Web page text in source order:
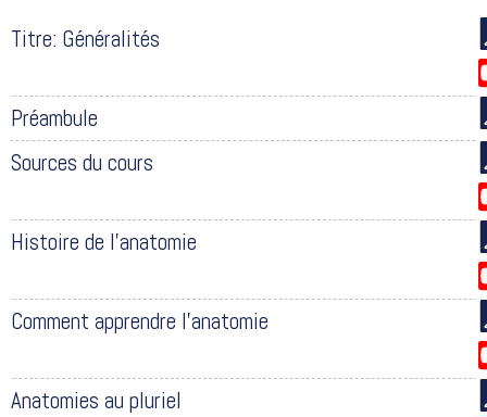
Titre: Généralités
Préambule
Sources du cours
Histoire de l’anatomie
Comment apprendre l’anatomie
Anatomies au pluriel